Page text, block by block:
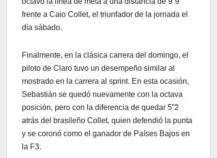
frente a Caio Collet, el triunfador de la jornada el
día sábado.
Finalmente, en la clásica carrera del domingo, el
piloto de Claro tuvo un desempeño similar al
mostrado en la carrera al sprint. En esta ocasión,
Sebastián se quedó nuevamente con la octava
posición, pero con la diferencia de quedar 5”2
atrás del brasileño Collet, quien defendió la punta
y se coronó como el ganador de Países Bajos en
la F3.